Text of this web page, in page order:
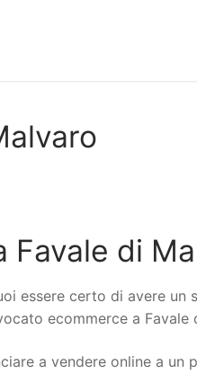
di
essere certo di avere un
ecommerce a Favale
a vendere online a un